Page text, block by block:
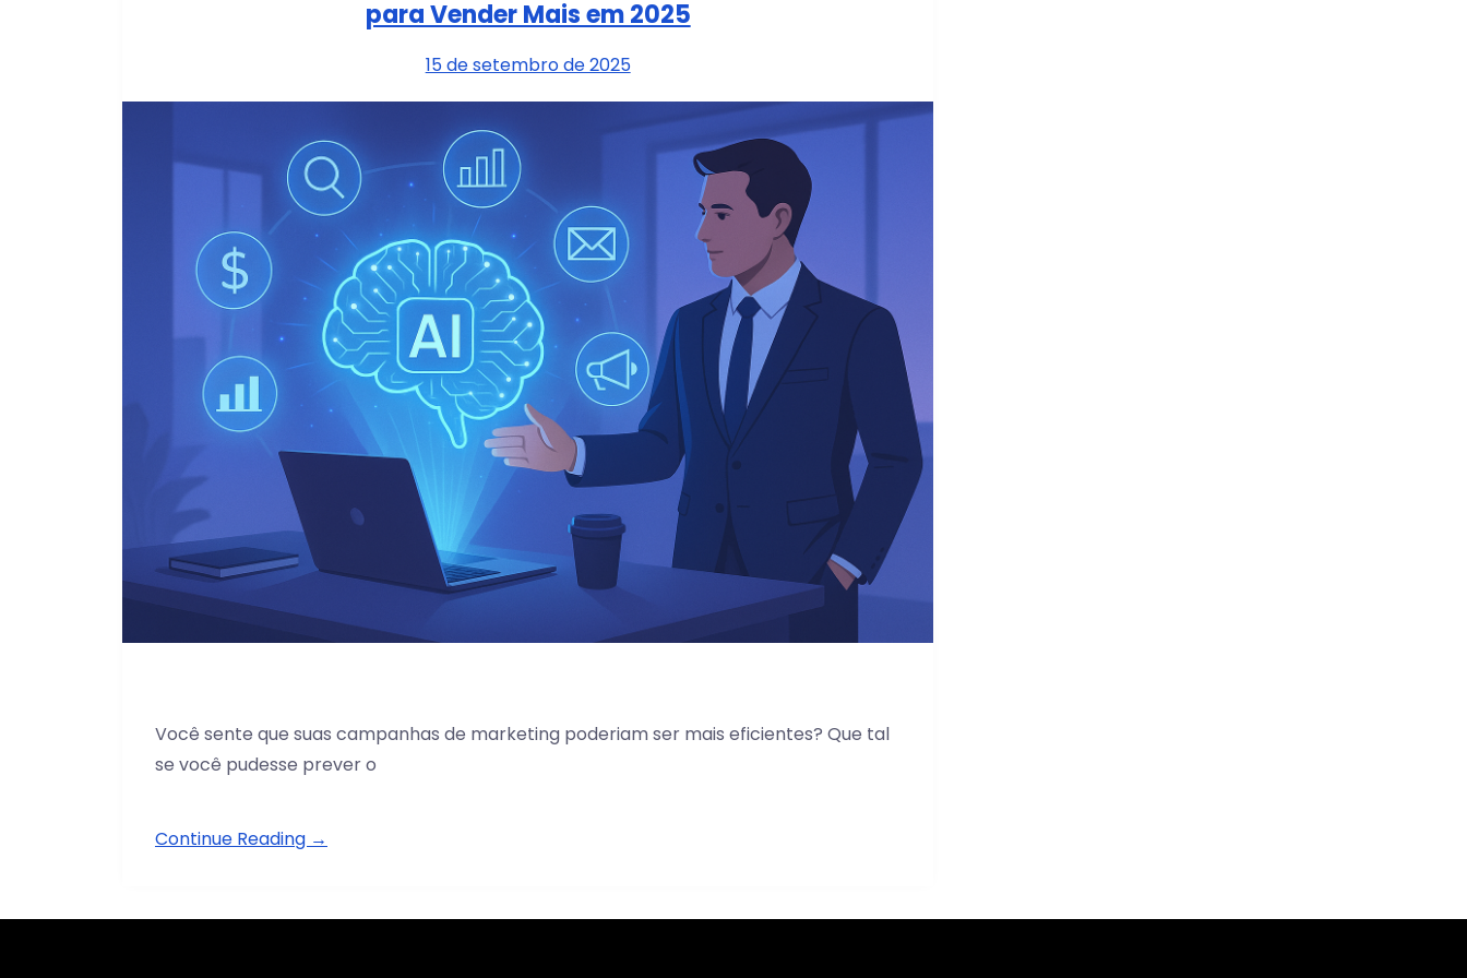
para Vender Mais em 2025
15 de setembro de 2025
Você sente que suas campanhas de marketing poderiam ser mais eficientes? Que tal
se você pudesse prever o
Continue Reading →